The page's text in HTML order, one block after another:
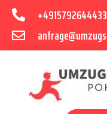
+4915792644433